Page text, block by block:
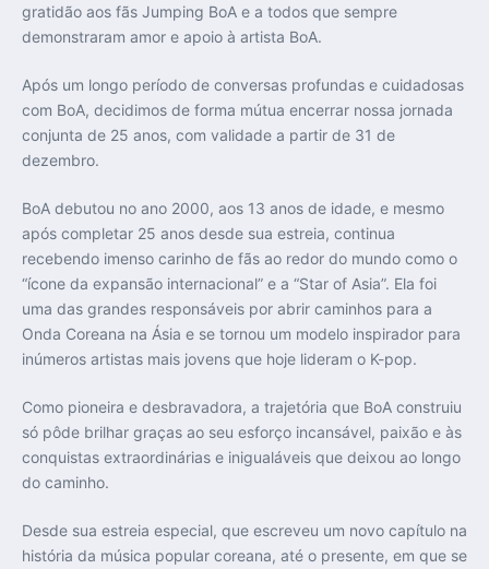
gratidão aos fãs Jumping BoA e a todos que sempre
demonstraram amor e apoio à artista BoA.
Após um longo período de conversas profundas e cuidadosas
com BoA, decidimos de forma mútua encerrar nossa jornada
conjunta de 25 anos, com validade a partir de 31 de
dezembro.
BoA debutou no ano 2000, aos 13 anos de idade, e mesmo
após completar 25 anos desde sua estreia, continua
recebendo imenso carinho de fãs ao redor do mundo como o
“ícone da expansão internacional” e a “Star of Asia”. Ela foi
uma das grandes responsáveis por abrir caminhos para a
Onda Coreana na Ásia e se tornou um modelo inspirador para
inúmeros artistas mais jovens que hoje lideram o K-pop.
Como pioneira e desbravadora, a trajetória que BoA construiu
só pôde brilhar graças ao seu esforço incansável, paixão e às
conquistas extraordinárias e inigualáveis que deixou ao longo
do caminho.
Desde sua estreia especial, que escreveu um novo capítulo na
história da música popular coreana, até o presente, em que se